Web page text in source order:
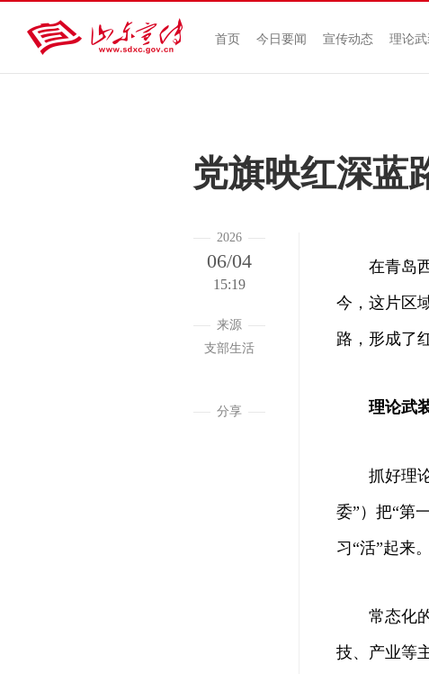
首页 今日要闻 宣传动态 理论武
党旗映红深蓝
2026
06/04
15:19
来源
支部生活
分享
在青岛西
今，这片区
路，形成了
理论武
抓好理论
委”）把“第
习“活”起来。
常态化的“
技、产业等